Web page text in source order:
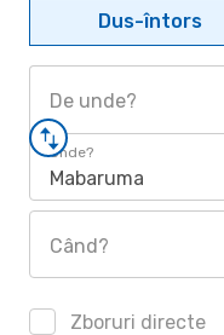
Dus-întors
De unde?
Unde?
Mabaruma
Când?
Zboruri directe